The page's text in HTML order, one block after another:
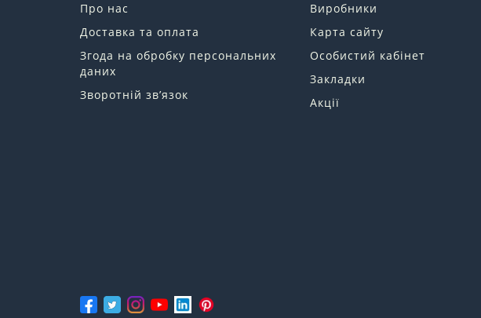
Про нас
Доставка та оплата
Згода на обробку персональних
даних
Зворотній зв’язок
Виробники
Карта сайту
Особистий кабінет
Закладки
Акції